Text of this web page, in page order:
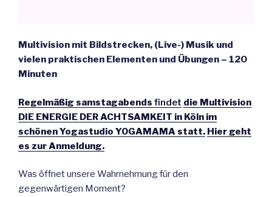
Multivision mit Bildstrecken, (Live-) Musik und
vielen praktischen Elementen und Übungen – 120
Minuten
Regelmäßig samstagabends findet die Multivision
DIE ENERGIE DER ACHTSAMKEIT in Köln im
schönen Yogastudio YOGAMAMA statt. Hier geht
es zur Anmeldung.
Was öffnet unsere Wahrnehmung für den
gegenwärtigen Moment?